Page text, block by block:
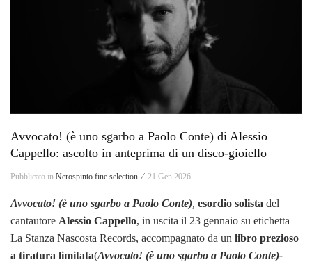
Avvocato! (è uno sgarbo a Paolo Conte) di Alessio
Cappello: ascolto in anteprima di un disco-gioiello
Pubblicato in Nerospinto fine selection ⁄ 21 Gen 2026
Avvocato! (è uno sgarbo a Paolo Conte) esordio solista del
cantautore Alessio Cappello, in uscita il 23 gennaio su etichetta
La Stanza Nascosta Records, accompagnato da un libro prezioso
a tiratura limitata(Avvocato! (è uno sgarbo a Paolo Conte)-